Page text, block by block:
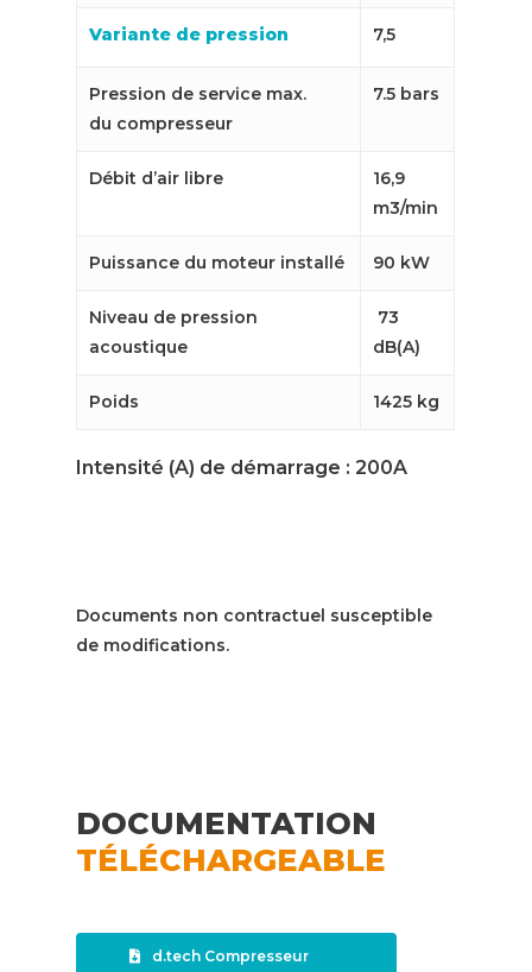
Variante de pression 7,5
Pression de service max.
du compresseur
7.5 bars
Débit d’air libre
16,9
m3/min
Puissance du moteur installé 90 kW
Niveau de pression
acoustique
73
dB(A)
Poids 1425 kg
Intensité (A) de démarrage : 200A
Documents non contractuel susceptible
de modifications.
DOCUMENTATION
TÉLÉCHARGEABLE
d.tech Compresseur